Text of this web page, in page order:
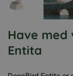
Have med
Entita